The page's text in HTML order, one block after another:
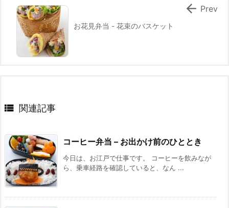
お花見弁当 - 花束のバスケット
 Prev
 関連記事
コーヒー弁当 – お出かけ前のひととき
今日は、お江戸で仕事です。 コーヒーを飲みなが
ら、乗車経路を確認していると、なん ...